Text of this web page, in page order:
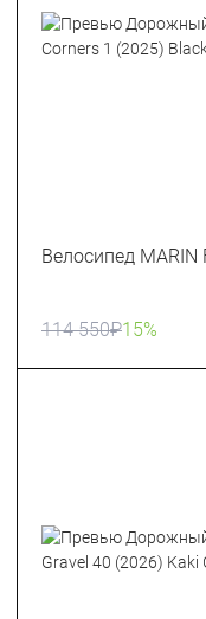
Велосипед
114 550₽15%